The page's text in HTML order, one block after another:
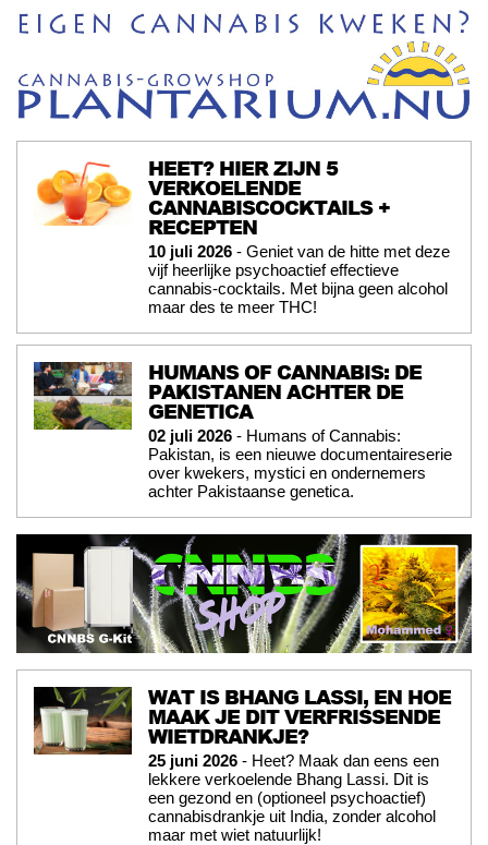
HEET? HIER ZIJN 5
VERKOELENDE
CANNABISCOCKTAILS +
RECEPTEN
10 juli 2026 - Geniet van de hitte met deze
vijf heerlijke psychoactief effectieve
cannabis-cocktails. Met bijna geen alcohol
maar des te meer THC!
HUMANS OF CANNABIS: DE
PAKISTANEN ACHTER DE
GENETICA
02 juli 2026 - Humans of Cannabis:
Pakistan, is een nieuwe documentaireserie
over kwekers, mystici en ondernemers
achter Pakistaanse genetica.
WAT IS BHANG LASSI, EN HOE
MAAK JE DIT VERFRISSENDE
WIETDRANKJE?
25 juni 2026 - Heet? Maak dan eens een
lekkere verkoelende Bhang Lassi. Dit is
een gezond en (optioneel psychoactief)
cannabisdrankje uit India, zonder alcohol
maar met wiet natuurlijk!